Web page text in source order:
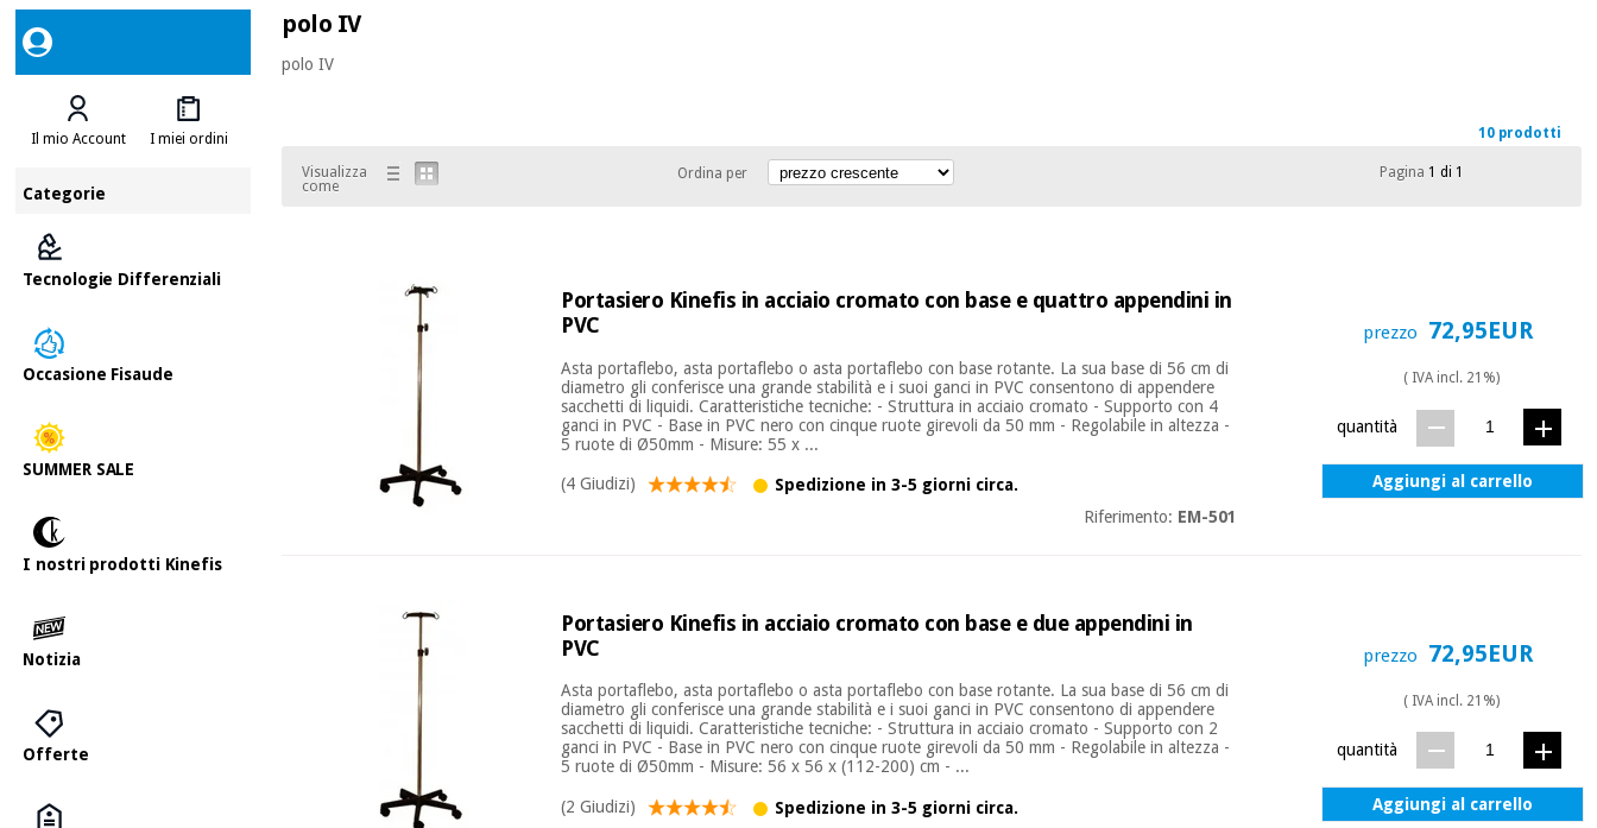
Il mio Account I miei ordini
Categorie
Tecnologie Differenziali
Occasione Fisaude
SUMMER SALE
I nostri prodotti Kinefis
Notizia
Offerte
polo IV
polo IV
10 prodotti
Visualizza
come
Ordina per Pagina 1 di 1
Portasiero Kinefis in acciaio cromato con base e quattro appendini in
PVC
Asta portaflebo, asta portaflebo o asta portaflebo con base rotante. La sua base di 56 cm di
diametro gli conferisce una grande stabilità e i suoi ganci in PVC consentono di appendere
sacchetti di liquidi. Caratteristiche tecniche: - Struttura in acciaio cromato - Supporto con 4
ganci in PVC - Base in PVC nero con cinque ruote girevoli da 50 mm - Regolabile in altezza -
5 ruote di Ø50mm - Misure: 55 x ...
(4 Giudizi)
Spedizione in 3-5 giorni circa.
Riferimento: EM-501
prezzo 72,95EUR
( IVA incl. 21%)
quantità
Aggiungi al carrello
Portasiero Kinefis in acciaio cromato con base e due appendini in
PVC
Asta portaflebo, asta portaflebo o asta portaflebo con base rotante. La sua base di 56 cm di
diametro gli conferisce una grande stabilità e i suoi ganci in PVC consentono di appendere
sacchetti di liquidi. Caratteristiche tecniche: - Struttura in acciaio cromato - Supporto con 2
ganci in PVC - Base in PVC nero con cinque ruote girevoli da 50 mm - Regolabile in altezza -
5 ruote di Ø50mm - Misure: 56 x 56 x (112-200) cm - ...
(2 Giudizi)
Spedizione in 3-5 giorni circa.
prezzo 72,95EUR
( IVA incl. 21%)
quantità
Aggiungi al carrello